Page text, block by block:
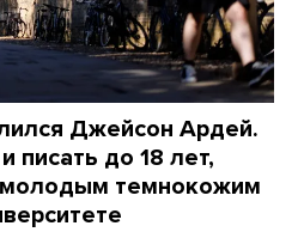
Джейсон Ардей.
писать до 18 лет,
темнокожим